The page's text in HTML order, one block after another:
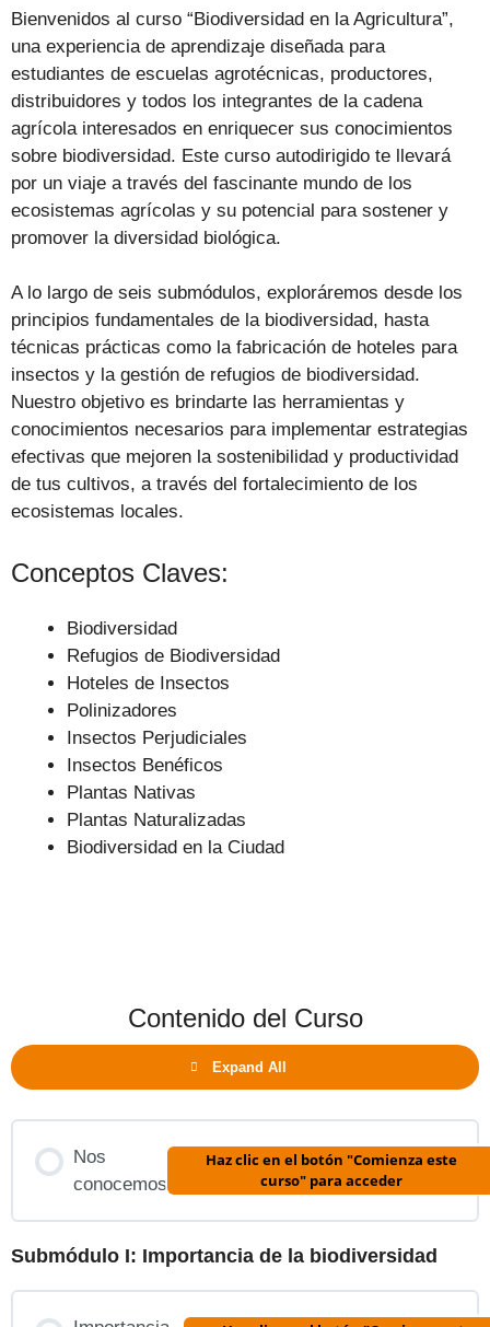
Bienvenidos al curso “Biodiversidad en la Agricultura”,
una experiencia de aprendizaje diseñada para
estudiantes de escuelas agrotécnicas, productores,
distribuidores y todos los integrantes de la cadena
agrícola interesados en enriquecer sus conocimientos
sobre biodiversidad. Este curso autodirigido te llevará
por un viaje a través del fascinante mundo de los
ecosistemas agrícolas y su potencial para sostener y
promover la diversidad biológica.
A lo largo de seis submódulos, exploráremos desde los
principios fundamentales de la biodiversidad, hasta
técnicas prácticas como la fabricación de hoteles para
insectos y la gestión de refugios de biodiversidad.
Nuestro objetivo es brindarte las herramientas y
conocimientos necesarios para implementar estrategias
efectivas que mejoren la sostenibilidad y productividad
de tus cultivos, a través del fortalecimiento de los
ecosistemas locales.
Conceptos Claves:
Biodiversidad
Refugios de Biodiversidad
Hoteles de Insectos
Polinizadores
Insectos Perjudiciales
Insectos Benéficos
Plantas Nativas
Plantas Naturalizadas
Biodiversidad en la Ciudad
Contenido del Curso
Expand All
Nos
conocemos
Haz clic en el botón "Comienza este
curso" para acceder
Submódulo I: Importancia de la biodiversidad